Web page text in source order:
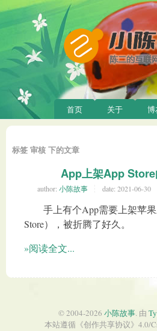
首页 关于 博
标签 审核 下的文章
App上架App Store
author: 小陈故事 date: 2021-06-30
手上有个App需要上架苹果
Store），被折腾了好久。
»阅读全文...
© 2004-2026 小陈故事. 由
本站遵循《创作共享协议》4.0/